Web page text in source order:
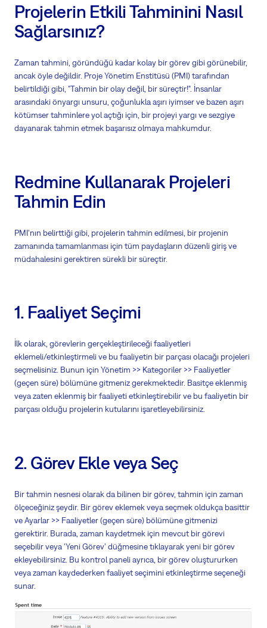
Projelerin Etkili Tahminini Nasıl
Sağlarsınız?
Zaman tahmini, göründüğü kadar kolay bir görev gibi görünebilir,
ancak öyle değildir. Proje Yönetim Enstitüsü (PMI) tarafından
belirtildiği gibi, "Tahmin bir olay değil, bir süreçtir!". İnsanlar
arasındaki önyargı unsuru, çoğunlukla aşırı iyimser ve bazen aşırı
kötümser tahminlere yol açtığı için, bir projeyi yargı ve sezgiye
dayanarak tahmin etmek başarısız olmaya mahkumdur.
Redmine Kullanarak Projeleri
Tahmin Edin
PMI'nın belirttiği gibi, projelerin tahmin edilmesi, bir projenin
zamanında tamamlanması için tüm paydaşların düzenli giriş ve
müdahalesini gerektiren sürekli bir süreçtir.
1. Faaliyet Seçimi
İlk olarak, görevlerin gerçekleştirileceği faaliyetleri
eklemeli/etkinleştirmeli ve bu faaliyetin bir parçası olacağı projeleri
seçmelisiniz. Bunun için Yönetim >> Kategoriler >> Faaliyetler
(geçen süre) bölümüne gitmeniz gerekmektedir. Basitçe eklenmiş
veya zaten eklenmiş bir faaliyeti etkinleştirebilir ve bu faaliyetin bir
parçası olduğu projelerin kutularını işaretleyebilirsiniz.
2. Görev Ekle veya Seç
Bir tahmin nesnesi olarak da bilinen bir görev, tahmin için zaman
ölçeceğiniz şeydir. Bir görev eklemek veya seçmek oldukça basittir
ve Ayarlar >> Faaliyetler (geçen süre) bölümüne gitmenizi
gerektirir. Burada, zaman kaydetmek için mevcut bir görevi
seçebilir veya 'Yeni Görev' düğmesine tıklayarak yeni bir görev
ekleyebilirsiniz. Bu kontrol paneli ayrıca, bir görev oluştururken
veya zaman kaydederken faaliyet seçimini etkinleştirme seçeneği
sunar.